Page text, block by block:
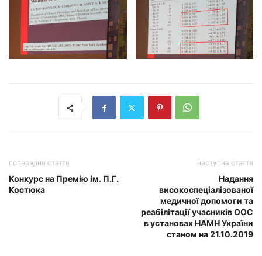
попередня стаття
Конкурс на Премію ім. П.Г.
Костюка
наступна стаття
Надання
високоспеціалізованої
медичної допомоги та
реабілітації учасників ООС
в установах НАМН України
станом на 21.10.2019